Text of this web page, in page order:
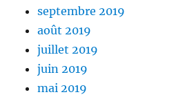
septembre 2019
août 2019
juillet 2019
juin 2019
mai 2019